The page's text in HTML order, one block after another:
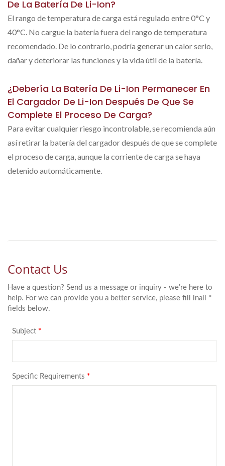
De La Batería De Li-Ion?
El rango de temperatura de carga está regulado entre 0°C y
40°C. No cargue la batería fuera del rango de temperatura
recomendado. De lo contrario, podría generar un calor serio,
dañar y deteriorar las funciones y la vida útil de la batería.
¿Debería La Batería De Li-Ion Permanecer En
El Cargador De Li-Ion Después De Que Se
Complete El Proceso De Carga?
Para evitar cualquier riesgo incontrolable, se recomienda aún
así retirar la batería del cargador después de que se complete
el proceso de carga, aunque la corriente de carga se haya
detenido automáticamente.